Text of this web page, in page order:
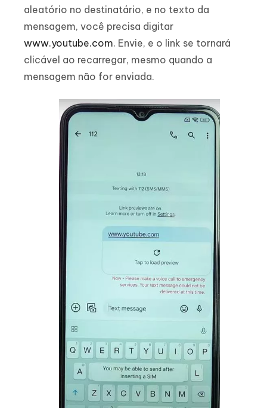
aleatório no destinatário, e no texto da
mensagem, você precisa digitar
www.youtube.com. Envie, e o link se tornará
clicável ao recarregar, mesmo quando a
mensagem não for enviada.